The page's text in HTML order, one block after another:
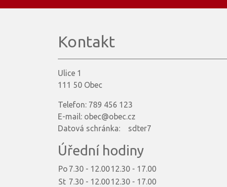
Kontakt
Ulice 1
111 50 Obec
Telefon: 789 456 123
E-mail: obec@obec.cz
Datová schránka: sdter7
Úřední hodiny
Po 7.30 - 12.0012.30 - 17.00
St 7.30 - 12.0012.30 - 17.00